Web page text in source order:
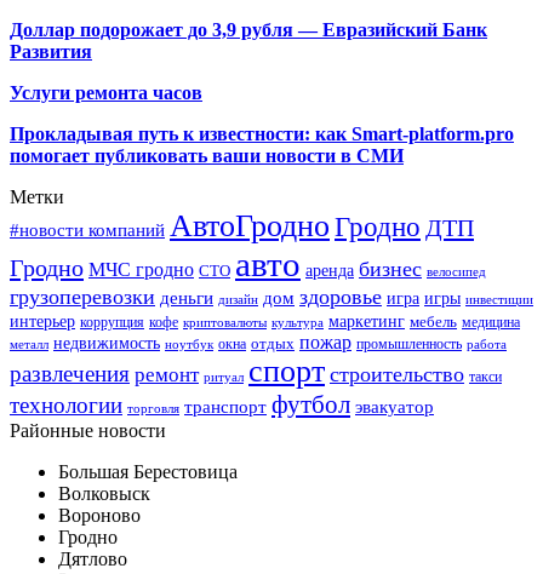
Доллар подорожает до 3,9 рубля — Евразийский Банк
Развития
Услуги ремонта часов
Прокладывая путь к известности: как Smart-platform.pro
помогает публиковать ваши новости в СМИ
Метки
#новости компаний АвтоГродноГродно ДТП
Гродно МЧС гродно СТО авто аренда бизнес велосипед
грузоперевозки деньги дизайн дом здоровье игра игры инвестиции
интерьер коррупция кофе криптовалюты культура маркетинг мебель медицина
металл недвижимость ноутбук окна отдых пожар промышленность работа
развлечения ремонт ритуал спорт строительство такси
технологии торговля транспорт футбол эвакуатор
Районные новости
Большая Берестовица
Волковыск
Вороново
Гродно
Дятлово